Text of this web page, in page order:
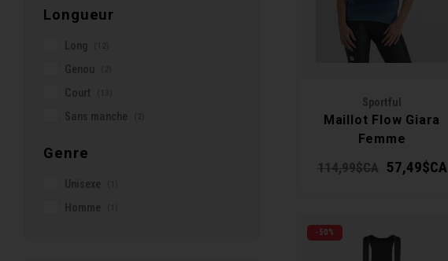
Longueur
Long
Genou
Court
Sans manche
Genre
Unisexe
Homme
Sportful
Maillot Flow Giara
Femme
114,99$CA 57,49$CA
-50%